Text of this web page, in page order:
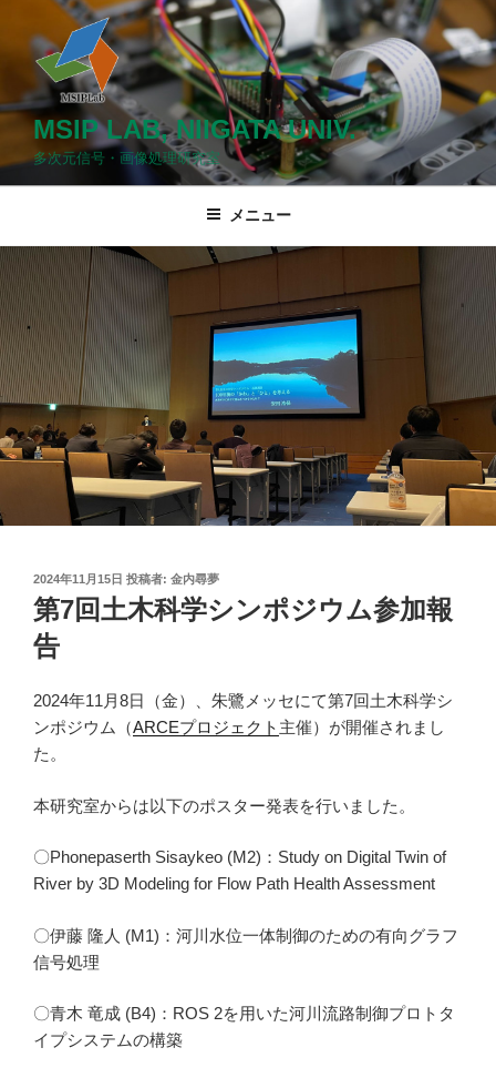
ツ
ス
プ
MSIP LAB, NIIGATA UNIV.
多次元信号・画像処理研究室
メニュー
投
稿
日:
2024年11月15日 投稿者: 金内尋夢
第7回土木科学シンポジウム参加報
告
2024年11月8日（金）、朱鷺メッセにて第7回土木科学シ
ンポジウム（ARCEプロジェクト 主催）が開催されまし
た。
本研究室からは以下のポスター発表を行いました。
〇Phonepaserth Sisaykeo (M2)：Study on Digital Twin of
River by 3D Modeling for Flow Path Health Assessment
〇伊藤 隆人 (M1)：河川水位一体制御のための有向グラフ
信号処理
〇青木 竜成 (B4)：ROS 2を用いた河川流路制御プロトタ
イプシステムの構築